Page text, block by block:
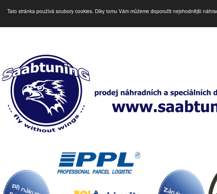
Tato stránka používá soubory cookies. Díky tomu Vám můžeme doporučit nejvhodnější